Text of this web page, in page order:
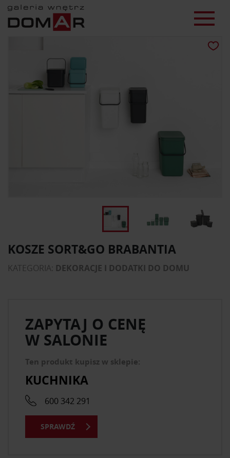
KOSZE SORT&GO BRABANTIA
KATEGORIA: DEKORACJE I DODATKI DO DOMU
ZAPYTAJ O CENĘ
W SALONIE
Ten produkt kupisz w sklepie:
KUCHNIKA
600 342 291
SPRAWDŹ